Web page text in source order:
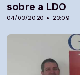
04/03/2020 • 23:09
sobre a LDO